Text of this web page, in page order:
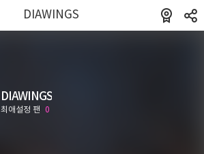
DIAWINGS
DIAWINGS
최애설정 팬 0